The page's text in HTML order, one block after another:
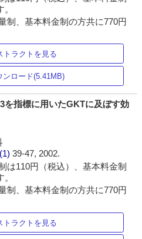
制、基本料金制の方共に770円
トラクトを見る
ンロード(5.41MB)
を指標に用いたGKTに及ぼす効
39-47, 2002.
は110円（税込）、基本料金制
制、基本料金制の方共に770円
トラクトを見る